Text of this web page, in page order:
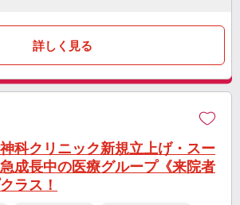
詳しく見る
科クリニック新規立上げ・スー
成長中の医療グループ《来院者
ラス！